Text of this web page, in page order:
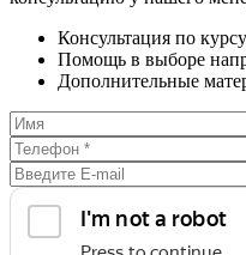
Консультация по курсу
Помощь в выборе
Дополнительные